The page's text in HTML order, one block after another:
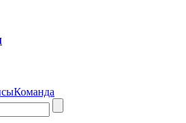
Команда